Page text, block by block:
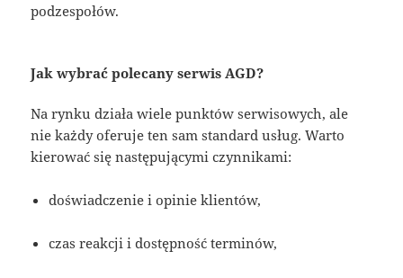
podzespołów.
Jak wybrać polecany serwis AGD?
Na rynku działa wiele punktów serwisowych, ale
nie każdy oferuje ten sam standard usług. Warto
kierować się następującymi czynnikami:
doświadczenie i opinie klientów,
czas reakcji i dostępność terminów,